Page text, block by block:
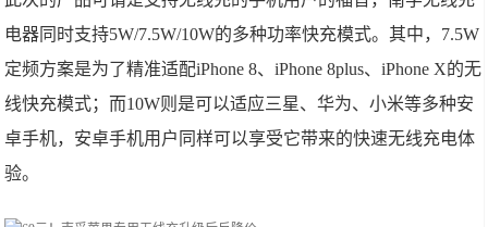
电器同时支持5W/7.5W/10W的多种功率快充模式。其中，7.5W
定频方案是为了精准适配iPhone 8、iPhone 8plus、iPhone X的无
线快充模式；而10W则是可以适应三星、华为、小米等多种安
卓手机，安卓手机用户同样可以享受它带来的快速无线充电体
验。